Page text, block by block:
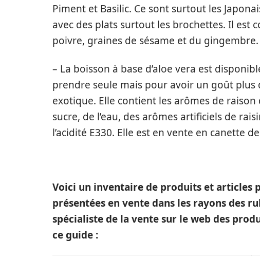
Piment et Basilic. Ce sont surtout les
avec des plats surtout les brochettes. Il est
poivre, graines de sésame et du gingembre.
– La boisson à base d’aloe vera est
prendre seule mais pour avoir un goût plus
exotique. Elle contient les arômes de raison
sucre, de l’eau, des arômes artificiels de
l’acidité E330. Elle est en vente en canette
Voici un inventaire de produits et articles
présentées en vente dans les rayons des
spécialiste de la vente sur le web des
ce guide :